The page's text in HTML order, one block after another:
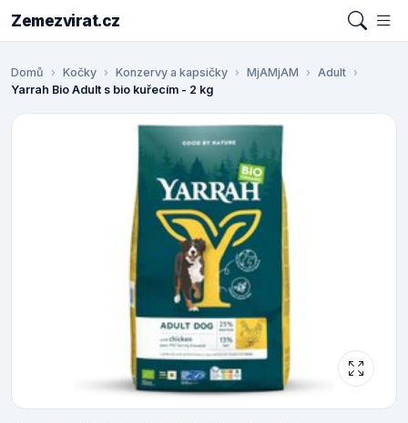
Zemezvirat.cz
Domů Kočky Konzervy a kapsičky MjAMjAM
Adult
Yarrah Bio Adult s bio kuřecím - 2 kg